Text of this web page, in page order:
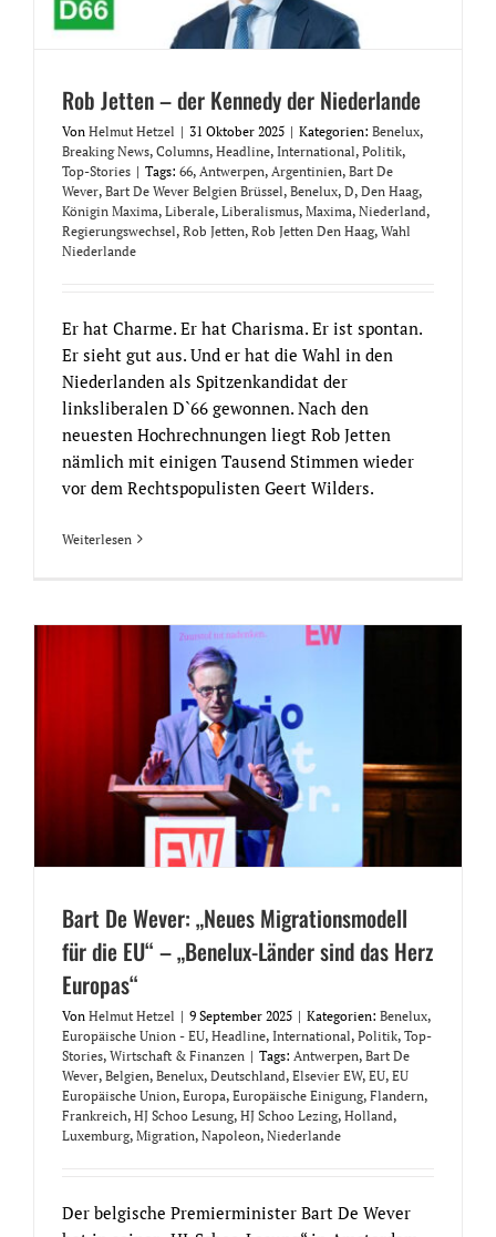
Rob Jetten – der Kennedy der Niederlande
Von Helmut Hetzel | 31 Oktober 2025 | Kategorien: Benelux,
Breaking News, Columns, Headline, International, Politik,
Top-Stories | Tags: 66, Antwerpen, Argentinien, Bart De
Wever, Bart De Wever Belgien Brüssel, Benelux, D, Den Haag,
Königin Maxima, Liberale, Liberalismus, Maxima, Niederland,
Regierungswechsel, Rob Jetten, Rob Jetten Den Haag, Wahl
Niederlande
Er hat Charme. Er hat Charisma. Er ist spontan.
Er sieht gut aus. Und er hat die Wahl in den
Niederlanden als Spitzenkandidat der
linksliberalen D`66 gewonnen. Nach den
neuesten Hochrechnungen liegt Rob Jetten
nämlich mit einigen Tausend Stimmen wieder
vor dem Rechtspopulisten Geert Wilders.
Weiterlesen
Bart De Wever: „Neues Migrationsmodell
für die EU“ – „Benelux-Länder sind das Herz
Europas“
Von Helmut Hetzel | 9 September 2025 | Kategorien: Benelux,
Europäische Union - EU, Headline, International, Politik, Top-
Stories, Wirtschaft & Finanzen | Tags: Antwerpen, Bart De
Wever, Belgien, Benelux, Deutschland, Elsevier EW, EU, EU
Europäische Union, Europa, Europäische Einigung, Flandern,
Frankreich, HJ Schoo Lesung, HJ Schoo Lezing, Holland,
Luxemburg, Migration, Napoleon, Niederlande
Der belgische Premierminister Bart De Wever